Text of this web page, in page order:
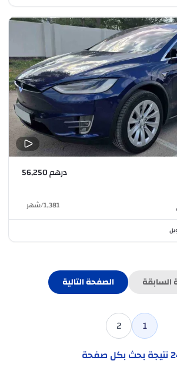
درهم 56,250
1,381
/شهر
السابقة الصفحة التالية
1
2
نتيجة بحث بكل صفحة